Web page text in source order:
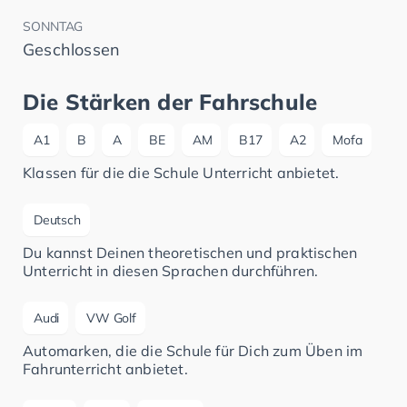
SONNTAG
Geschlossen
Die Stärken der Fahrschule
A1 B A BE AM B17 A2 Mofa
Klassen für die die Schule Unterricht anbietet.
Deutsch
Du kannst Deinen theoretischen und praktischen
Unterricht in diesen Sprachen durchführen.
Audi VW Golf
Automarken, die die Schule für Dich zum Üben im
Fahrunterricht anbietet.